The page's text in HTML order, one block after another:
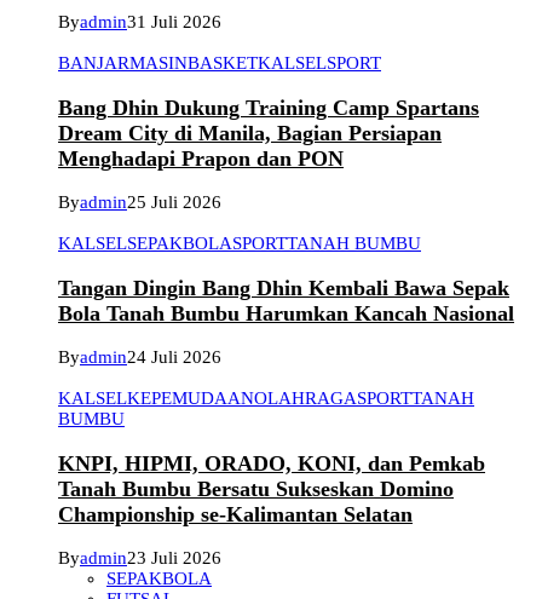
Byadmin31 Juli 2026
BANJARMASINBASKETKALSELSPORT
Bang Dhin Dukung Training Camp Spartans
Dream City di Manila, Bagian Persiapan
Menghadapi Prapon dan PON
Byadmin25 Juli 2026
KALSELSEPAKBOLASPORTTANAH BUMBU
Tangan Dingin Bang Dhin Kembali Bawa Sepak
Bola Tanah Bumbu Harumkan Kancah Nasional
Byadmin24 Juli 2026
KALSELKEPEMUDAANOLAHRAGASPORTTANAH
BUMBU
KNPI, HIPMI, ORADO, KONI, dan Pemkab
Tanah Bumbu Bersatu Sukseskan Domino
Championship se-Kalimantan Selatan
Byadmin23 Juli 2026
SEPAKBOLA